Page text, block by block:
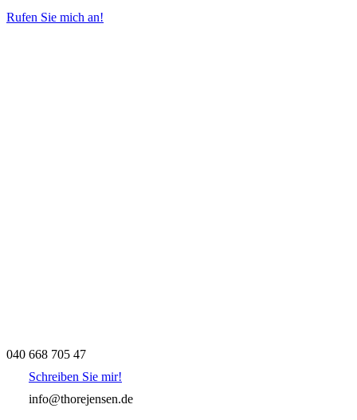
Rufen Sie mich an!
040 668 705 47
Schreiben Sie mir!
info@thorejensen.de